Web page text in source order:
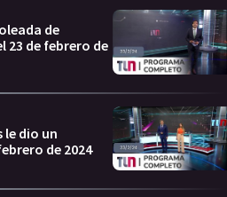
de
23 de febrero de
le dio un
de 2024